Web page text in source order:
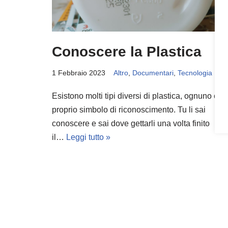
Conoscere la Plastica
1 Febbraio 2023 Altro Documentari Tecnologia
Esistono molti tipi diversi di plastica, ognuno con
proprio simbolo di riconoscimento. Tu li sai
conoscere e sai dove gettarli una volta finito
il… Leggi tutto »